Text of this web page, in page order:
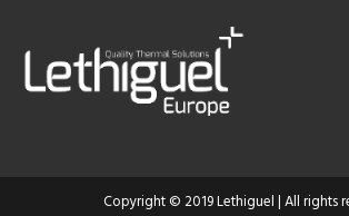
Copyright © 2019 Lethiguel | All rights